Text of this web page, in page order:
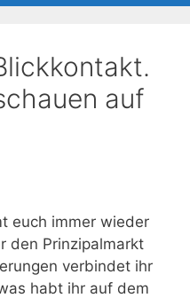
auf
euch immer wieder
den Prinzipalmarkt
verbindet ihr
habt ihr auf dem